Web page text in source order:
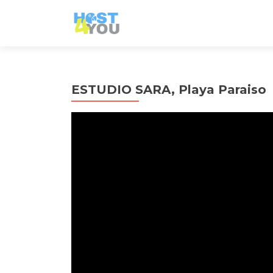
ESTUDIO SARA, Playa Paraiso